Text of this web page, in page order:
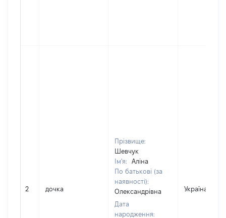
2 дочка
Прізвище:
Шевчук
Ім'я:
Аліна
По батькові (за
наявності):
Олександрівна
Дата
народження:
Україна